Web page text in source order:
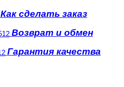
Как сделать заказ
Возврат и обмен
Гарантия качества